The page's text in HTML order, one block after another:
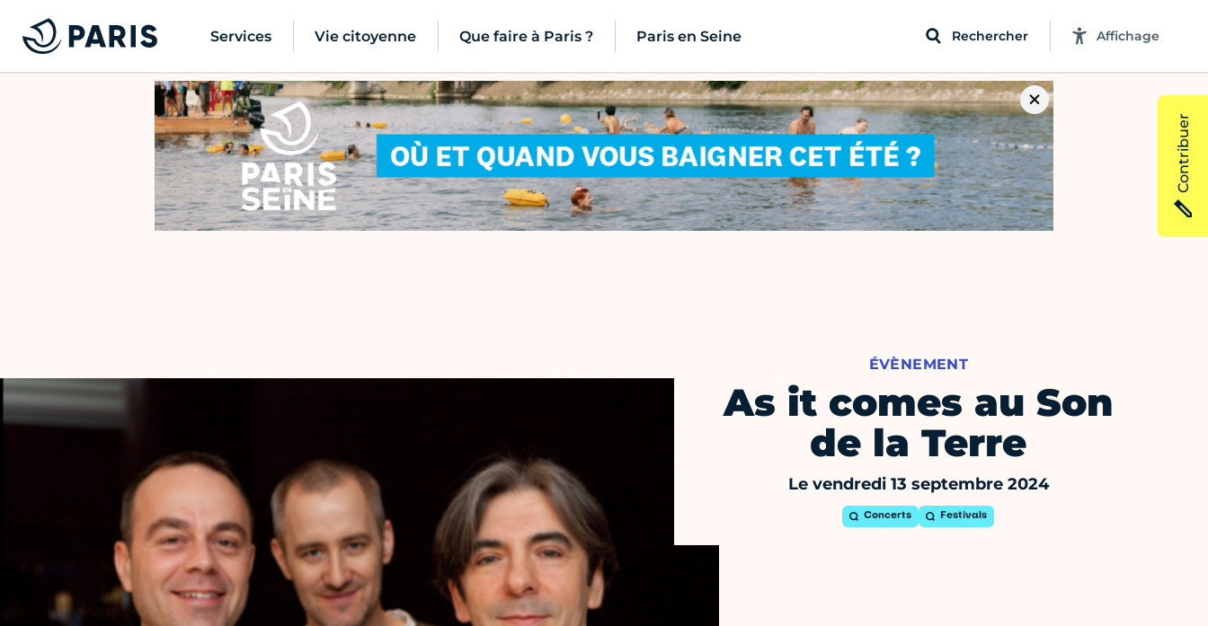
Services Vie citoyenne Que faire à Paris ? Paris en Seine Rechercher Affichage
ÉVÈNEMENT
As it comes au Son
de la Terre
Le vendredi 13 septembre 2024
Concerts Festivals
Contribuer